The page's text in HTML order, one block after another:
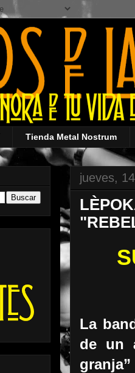
Tienda Metal Nostrum
jueves,
La
de un